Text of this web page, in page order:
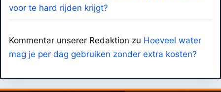
voor te hard rijden krijgt?
Kommentar unserer Redaktion zu Hoeveel water
mag je per dag gebruiken zonder extra kosten?